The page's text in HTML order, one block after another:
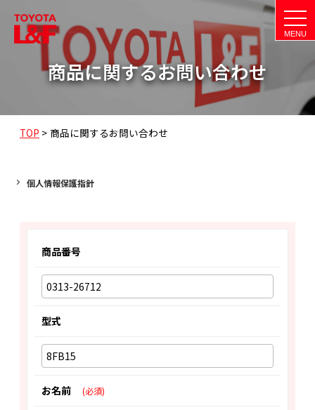
t
o
g
商品に関するお問い合わせ
TOP > 商品に関するお問い合わせ
個人情報保護指針
商品番号
型式
お名前 (必須)